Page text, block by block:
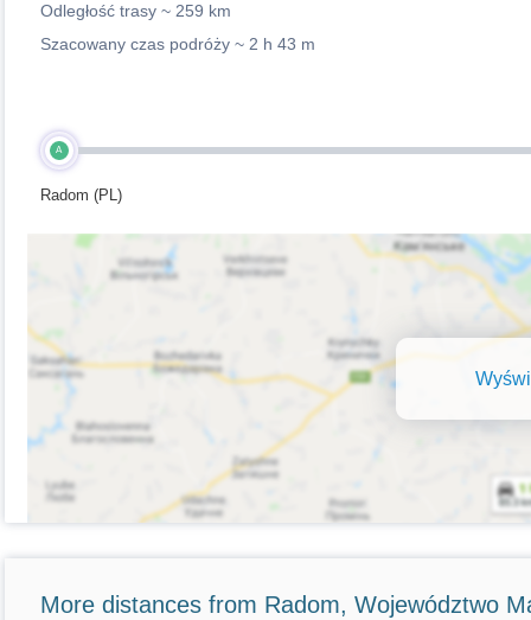
Odległość trasy ~ 259 km
Szacowany czas podróży ~ 2 h 43 m
A
Radom (PL)
More distances from Radom, Województwo